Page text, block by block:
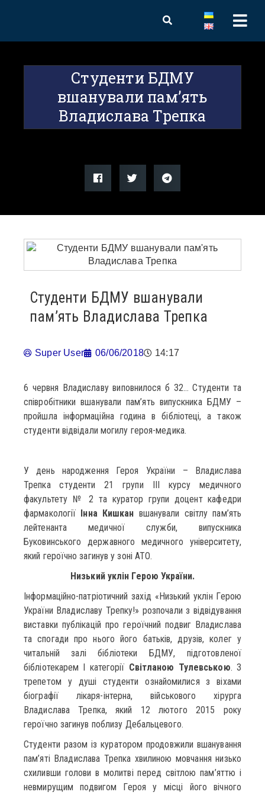
Студенти БДМУ
вшанували пам’ять
Владислава Трепка
Студенти БДМУ вшанували
пам’ять Владислава Трепка
Super User 06/06/2018 14:17
6 червня Владиславу виповнилося б 32… Студенти та
співробітники вшанували пам’ять випускника БДМУ –
пройшла інформаційна година в бібліотеці, а також
студенти відвідали могилу героя-медика.
У день народження Героя України – Владислава
Трепка студенти 21 групи ІІІ курсу медичного
факультету № 2 та куратор групи доцент кафедри
фармакології Інна Кишкан вшанували світлу пам’ять
лейтенанта медичної служби, випускника
Буковинського державного медичного університету,
який героїчно загинув у зоні АТО.
Низький уклін Герою України.
Інформаційно-патріотичний захід «Низький уклін Герою
України Владиславу Трепку!» розпочали з відвідування
виставки публікацій про героїчний подвиг Владислава
та спогади про нього його батьків, друзів, колег у
читальній залі бібліотеки БДМУ, підготовленої
бібліотекарем І категорії Світланою Тулевською. З
трепетом у душі студенти ознайомилися з віхами
біографії лікаря-інтерна, військового хірурга
Владислава Трепка, який 12 лютого 2015 року
героїчно загинув поблизу Дебальцевого.
Студенти разом із куратором продовжили вшанування
пам’яті Владислава Трепка хвилиною мовчання низько
схиливши голови в молитві перед світлою пам’яттю і
невмирущим подвигом Героя у місці його вічного